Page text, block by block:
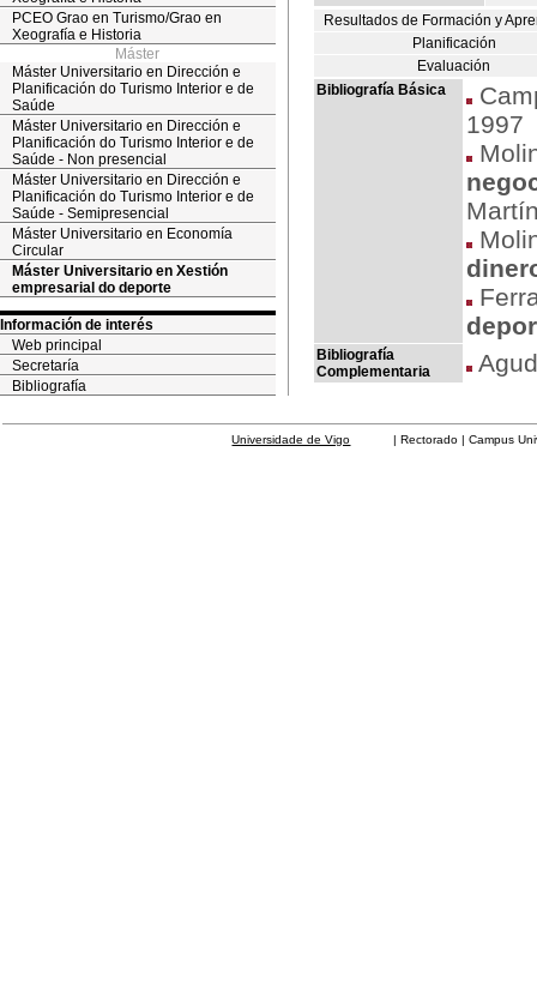
PCEO Grao en Turismo/Grao en
Xeografía e Historia
Máster
Máster Universitario en Dirección e
Planificación do Turismo Interior e de
Saúde
Máster Universitario en Dirección e
Planificación do Turismo Interior e de
Saúde - Non presencial
Máster Universitario en Dirección e
Planificación do Turismo Interior e de
Saúde - Semipresencial
Máster Universitario en Economía
Circular
Máster Universitario en Xestión
empresarial do deporte
Información de interés
Web principal
Secretaría
Bibliografía
Resultados de Formación y
Planificación
Evaluación
Bibliografía Básica
1997
Bibliografía
Complementaria
Universidade de Vigo | Rectorado | Campus